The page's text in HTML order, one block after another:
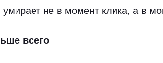
не в момент клика, а в
всего